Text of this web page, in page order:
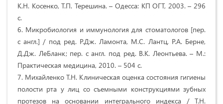
К.Н. Косенко, Т.П. Терешина. – Одесса: КП ОГТ, 2003. – 296
с.
6. Микробиология и иммунология для стоматологов [пер.
с англ.] / под ред. Р.Дж. Ламонта, М.С. Лантц, Р.А. Берне,
Д.Дж. ЛеБланк; пер. с англ. под ред. В.К. Леонтьева. – М.:
Практическая медицина, 2010. – 504 с.
7. Михайленко Т.Н. Клиническая оценка состояния гигиены
полости рта у лиц со съемными конструкциями зубных
протезов на основании интегрального индекса / Т.Н.